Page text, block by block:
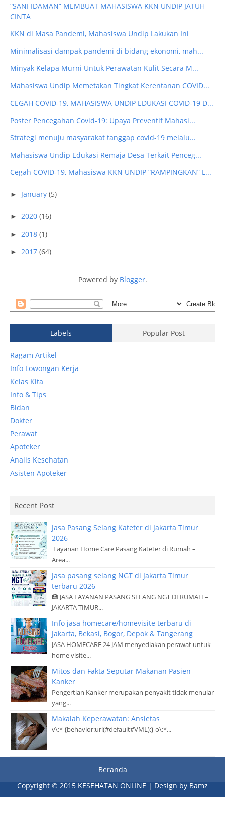
“SANI IDAMAN” MEMBUAT MAHASISWA KKN UNDIP JATUH
CINTA
KKN di Masa Pandemi, Mahasiswa Undip Lakukan Ini
Minimalisasi dampak pandemi di bidang ekonomi, mah...
Minyak Kelapa Murni Untuk Perawatan Kulit Secara M...
Mahasiswa Undip Memetakan Tingkat Kerentanan COVID...
CEGAH COVID-19, MAHASISWA UNDIP EDUKASI COVID-19 D...
Poster Pencegahan Covid-19: Upaya Preventif Mahasi...
Strategi menuju masyarakat tanggap covid-19 melalu...
Mahasiswa Undip Edukasi Remaja Desa Terkait Penceg...
Cegah COVID-19, Mahasiswa KKN UNDIP “RAMPINGKAN” L...
► January (5)
► 2020 (16)
► 2018 (1)
► 2017 (64)
Powered by Blogger.
Labels Popular Post
Ragam Artikel
Info Lowongan Kerja
Kelas Kita
Info & Tips
Bidan
Dokter
Perawat
Apoteker
Analis Kesehatan
Asisten Apoteker
Recent Post
Jasa Pasang Selang Kateter di Jakarta Timur
2026
Layanan Home Care Pasang Kateter di Rumah –
Area...
Jasa pasang selang NGT di Jakarta Timur
terbaru 2026
🏥 JASA LAYANAN PASANG SELANG NGT DI RUMAH –
JAKARTA TIMUR...
Info jasa homecare/homevisite terbaru di
Jakarta, Bekasi, Bogor, Depok & Tangerang
JASA HOMECARE 24 JAM menyediakan perawat untuk
home visite...
Mitos dan Fakta Seputar Makanan Pasien
Kanker
Pengertian Kanker merupakan penyakit tidak menular
yang...
Makalah Keperawatan: Ansietas
v\:* {behavior:url(#default#VML);} o\:*...
Beranda
Copyright © 2015 KESEHATAN ONLINE | Design by Bamz